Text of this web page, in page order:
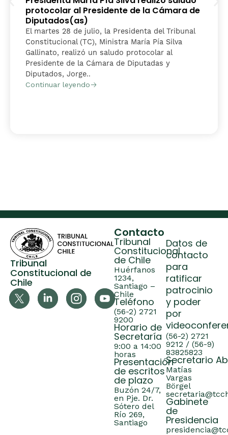
protocolar al Presidente de la Cámara de
Diputados(as)
El martes 28 de julio, la Presidenta del Tribunal
Constitucional (TC), Ministra María Pía Silva
Gallinato, realizó un saludo protocolar al
Presidente de la Cámara de Diputadas y
Diputados, Jorge..
Continuar leyendo
Tribunal
Constitucional de
Chile
Contacto
Tribunal
Constitucional
de Chile
Huérfanos
1234,
Santiago –
Chile
Teléfono
(56-2) 2721
9200
Horario de
Secretaría
9:00 a 14:00
horas
Presentación
de escritos
de plazo
Buzón 24/7,
en Pje. Dr.
Sótero del
Río 269,
Santiago
Datos de
contacto
para
ratificar
patrocinio
y poder
por
(56-2) 2721
9212 / (56-9)
83825823
Secretario
Matías
Vargas
Börgel
Gabinete
de
Presidencia